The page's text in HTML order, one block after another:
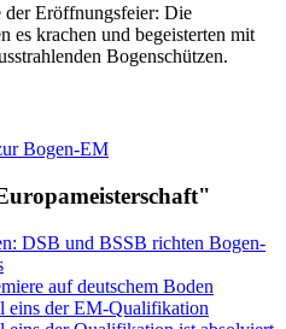
der Eröffnungsfeier: Die
es krachen und begeisterten mit
Bogenschützen.
Bogen-EM
DSB und BSSB richten Bogen-
auf deutschem Boden
eins der EM-Qualifikation